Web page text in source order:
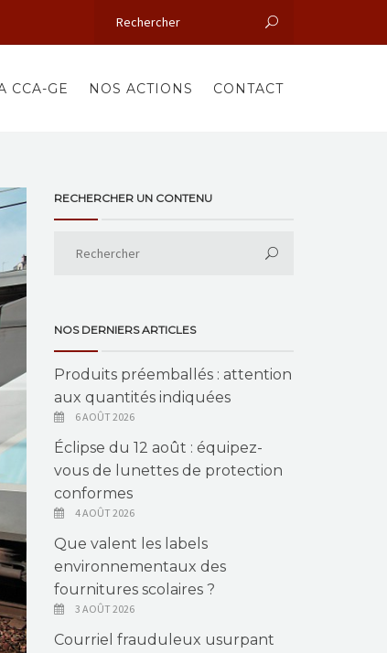
CCA-GE NOS ACTIONS CONTACT
RECHERCHER UN CONTENU
NOS DERNIERS ARTICLES
Produits préemballés : attention
aux quantités indiquées
6 AOÛT 2026
Éclipse du 12 août : équipez-
vous de lunettes de protection
conformes
4 AOÛT 2026
Que valent les labels
environnementaux des
fournitures scolaires ?
3 AOÛT 2026
Courriel frauduleux usurpant